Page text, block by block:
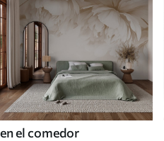
en el comedor